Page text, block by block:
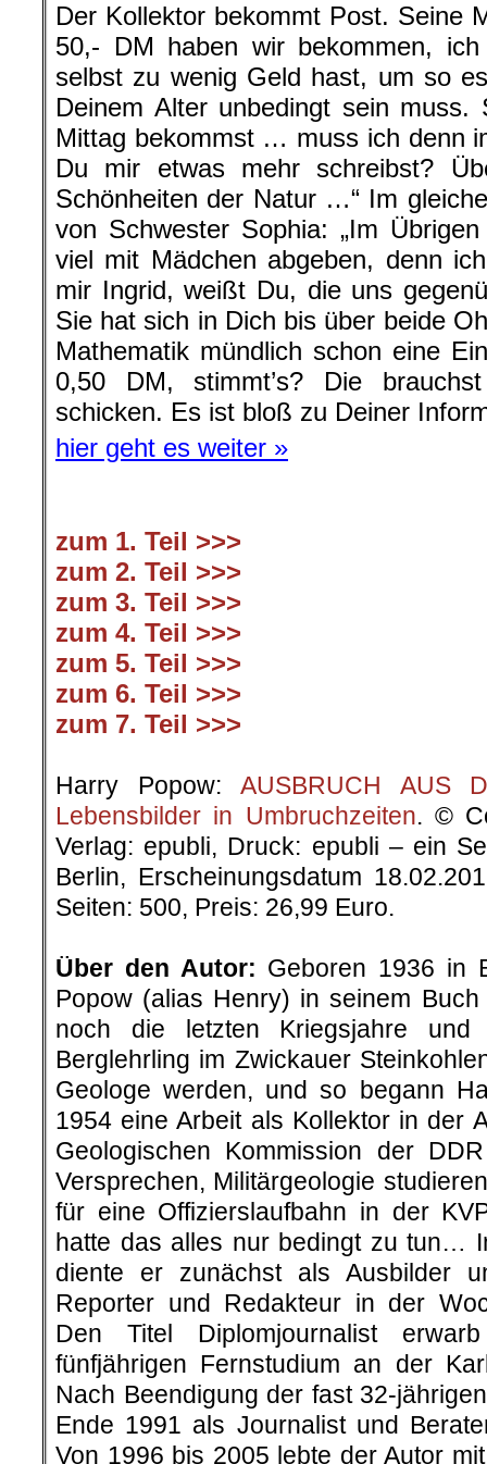
Der Kollektor bekommt Post. Seine
50,- DM haben wir bekommen,
selbst zu wenig Geld hast, um so
Deinem Alter unbedingt sein
Mittag bekommst … muss ich denn
Du mir etwas mehr schreibst?
Schönheiten der Natur …“ Im
von Schwester Sophia: „Im
viel mit Mädchen abgeben, denn
mir Ingrid, weißt Du, die uns
Sie hat sich in Dich bis über beide
Mathematik mündlich schon eine
0,50 DM, stimmt’s? Die
schicken. Es ist bloß zu Deiner
hier geht es weiter »
zum 1. Teil >>>
zum 2. Teil >>>
zum 3. Teil >>>
zum 4. Teil >>>
zum 5. Teil >>>
zum 6. Teil >>>
zum 7. Teil >>>
Harry Popow: AUSBRUCH AUS
Lebensbilder in Umbruchzeiten. ©
Verlag: epubli, Druck: epubli – ein
Berlin, Erscheinungsdatum
Seiten: 500, Preis: 26,99 Euro.
Über den Autor: Geboren 1936 in
Popow (alias Henry) in seinem Buch
noch die letzten Kriegsjahre
Berglehrling im Zwickauer
Geologe werden, und so begann
1954 eine Arbeit als Kollektor in der
Geologischen Kommission der
Versprechen, Militärgeologie
für eine Offizierslaufbahn in der
hatte das alles nur bedingt zu tun…
diente er zunächst als Ausbilder
Reporter und Redakteur in der
Den Titel Diplomjournalist
fünfjährigen Fernstudium an der
Nach Beendigung der fast 32-
Ende 1991 als Journalist und
Von 1996 bis 2005 lebte der Autor